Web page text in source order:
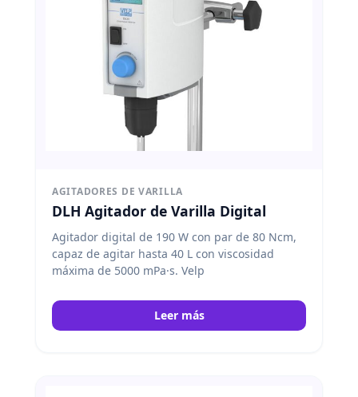
AGITADORES DE VARILLA
DLH Agitador de Varilla Digital
Agitador digital de 190 W con par de 80 Ncm,
capaz de agitar hasta 40 L con viscosidad
máxima de 5000 mPa·s. Velp
Leer más